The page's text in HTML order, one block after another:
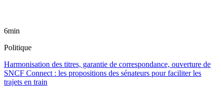
6min
Politique
Harmonisation des titres, garantie de correspondance, ouverture de
SNCF Connect : les propositions des sénateurs pour faciliter les
trajets en train